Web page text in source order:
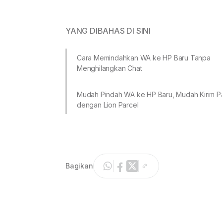
YANG DIBAHAS DI SINI
Cara Memindahkan WA ke HP Baru Tanpa
Menghilangkan Chat
Mudah Pindah WA ke HP Baru, Mudah Kirim
dengan Lion Parcel
Bagikan